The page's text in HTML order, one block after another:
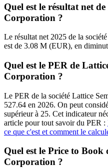
Quel est le résultat net
Corporation ?
Le résultat net 2025 de la
est de 3.08 M (EUR), en
Quel est le PER de
Corporation ?
Le PER de la société Lattice
527.64 en 2026. On peut
supérieur à 25. Cet indicateur
article pour tout savoir du PER :
ce que c'est et comment le
Quel est le Price to
Corporation ?